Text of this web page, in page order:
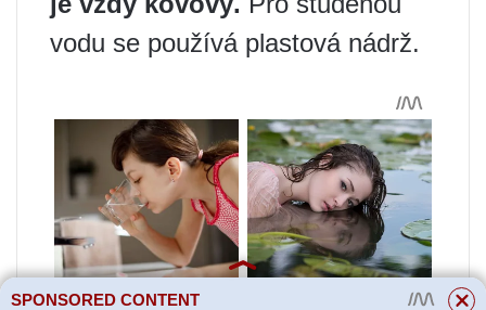
vodu se používá plastová nádrž.
SPONSORED CONTENT